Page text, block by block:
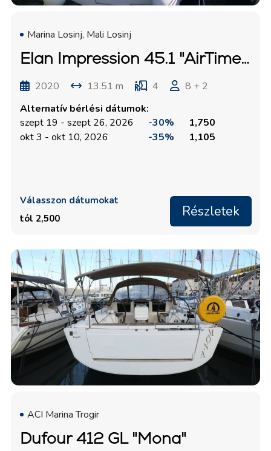
Marina Losinj, Mali Losinj
Elan Impression 45.1 "AirTime 3"
2020 13.51 m 4
8 + 2
Alternatív bérlési dátumok:
szept 19 - szept 26, 2026
-30%
1,750
okt 3 - okt 10, 2026
-35% 1,105
Válasszon dátumokat
tól 2,500
Részletek
ACI Marina Trogir
Dufour 412 GL "Mona"